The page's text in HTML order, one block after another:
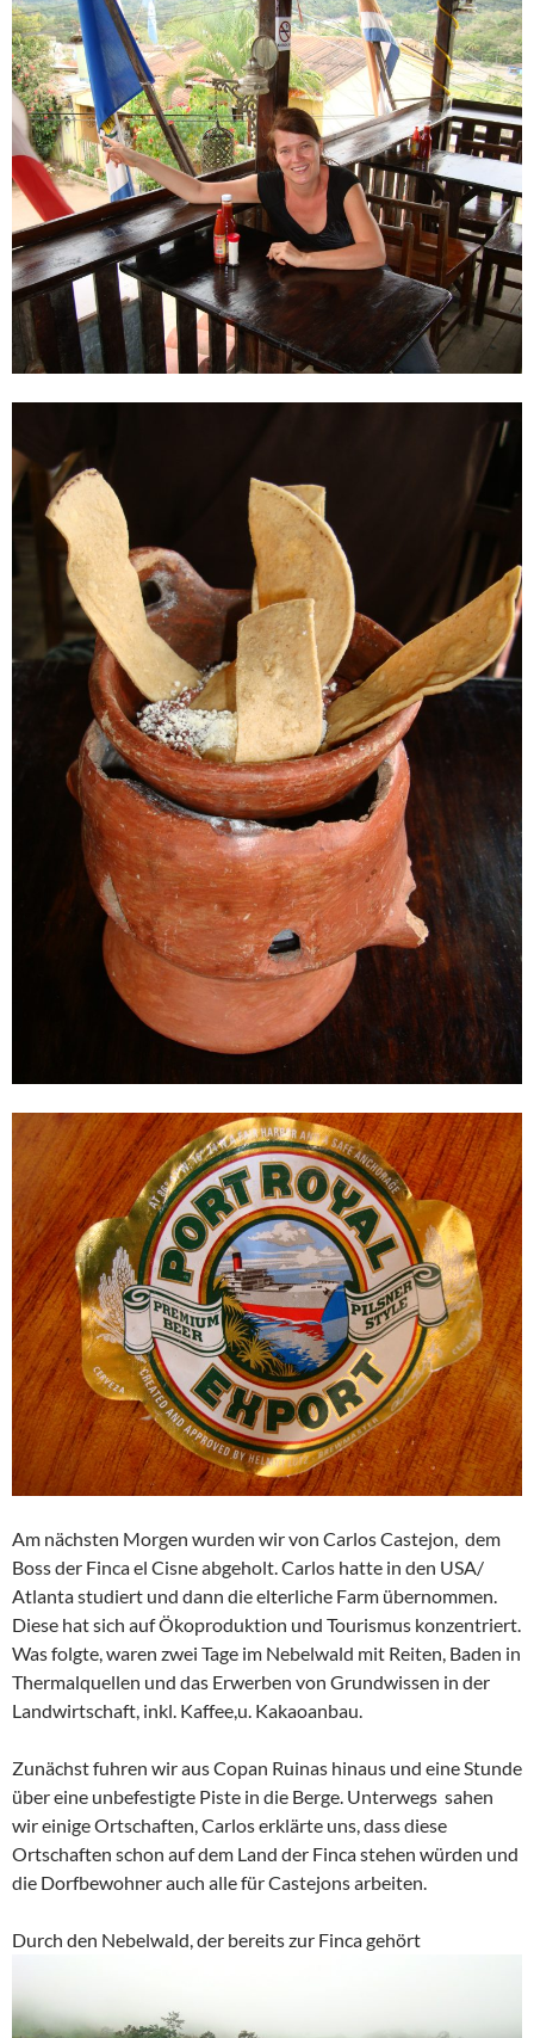
Am nächsten Morgen wurden wir von Carlos Castejon, dem
Boss der Finca el Cisne abgeholt. Carlos hatte in den USA/
Atlanta studiert und dann die elterliche Farm übernommen.
Diese hat sich auf Ökoproduktion und Tourismus konzentriert.
Was folgte, waren zwei Tage im Nebelwald mit Reiten, Baden in
Thermalquellen und das Erwerben von Grundwissen in der
Landwirtschaft, inkl. Kaffee,u. Kakaoanbau.
Zunächst fuhren wir aus Copan Ruinas hinaus und eine Stunde
über eine unbefestigte Piste in die Berge. Unterwegs sahen
wir einige Ortschaften, Carlos erklärte uns, dass diese
Ortschaften schon auf dem Land der Finca stehen würden und
die Dorfbewohner auch alle für Castejons arbeiten.
Durch den Nebelwald, der bereits zur Finca gehört